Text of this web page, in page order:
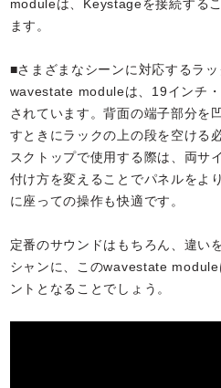
moduleは、Keystageを接続する
ます。
■さまざまなシーンに対応するラ
wavestate moduleは、19インチ
されています。背面の端子部分を
すときにラックの上の段を空ける
スクトップで使用する際は、両サ
付け方を変えることでパネルをよ
に座っての操作も快適です。
定番のサウンドはもちろん、違い
シャンに、このwavestate
ントとなることでしょう。